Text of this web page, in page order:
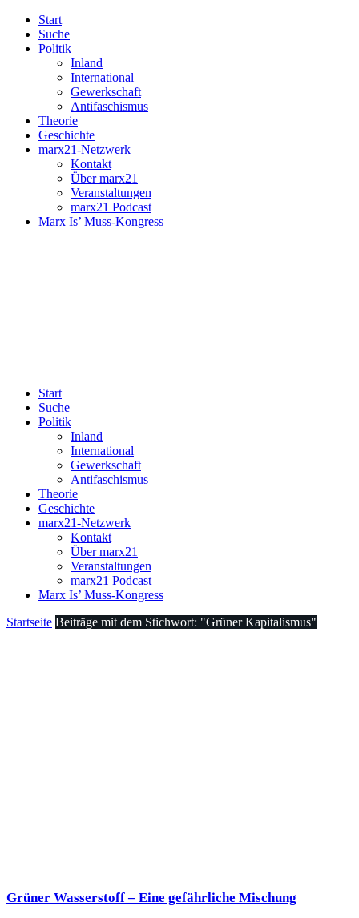
Start
Suche
Politik
Inland
International
Gewerkschaft
Antifaschismus
Theorie
Geschichte
marx21-Netzwerk
Kontakt
Über marx21
Veranstaltungen
marx21 Podcast
Marx Is’ Muss-Kongress
Start
Suche
Politik
Inland
International
Gewerkschaft
Antifaschismus
Theorie
Geschichte
marx21-Netzwerk
Kontakt
Über marx21
Veranstaltungen
marx21 Podcast
Marx Is’ Muss-Kongress
Startseite Beiträge mit dem Stichwort: "Grüner Kapitalismus"
Grüner Wasserstoff – Eine gefährliche Mischung